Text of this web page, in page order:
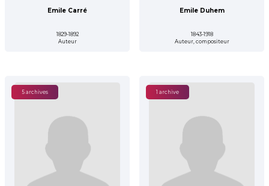
Emile Carré
1829-1892
Auteur
Emile Duhem
1843-1918
Auteur, compositeur
5 archives 1 archive